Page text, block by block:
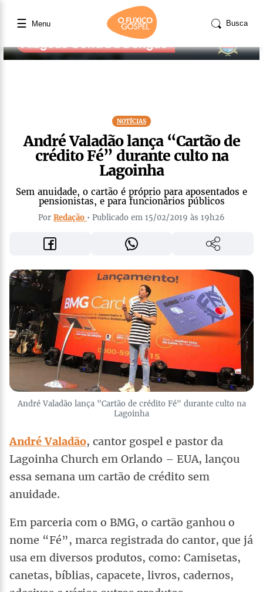
☰ Menu Busca
NOTÍCIAS
André Valadão lança “Cartão de
crédito Fé” durante culto na
Lagoinha
Sem anuidade, o cartão é próprio para aposentados e
pensionistas, e para funcionários públicos
Por Redação • Publicado em 15/02/2019 às 19h26
André Valadão lança "Cartão de crédito Fé" durante culto na
Lagoinha
André Valadão, cantor gospel e pastor da
Lagoinha Church em Orlando – EUA, lançou
essa semana um cartão de crédito sem
anuidade.
Em parceria com o BMG, o cartão ganhou o
nome “Fé”, marca registrada do cantor, que já
usa em diversos produtos, como: Camisetas,
canetas, bíblias, capacete, livros, cadernos,